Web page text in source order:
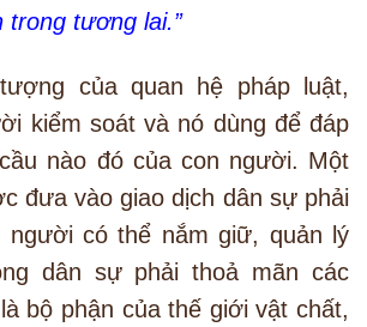
trong tương lai.”
của quan hệ pháp luật,
kiểm soát và nó dùng để đáp
nào đó của con người. Một
đưa vào giao dịch dân sự phải
người có thể nắm giữ, quản lý
dân sự phải thoả mãn các
bộ phận của thế giới vật chất,